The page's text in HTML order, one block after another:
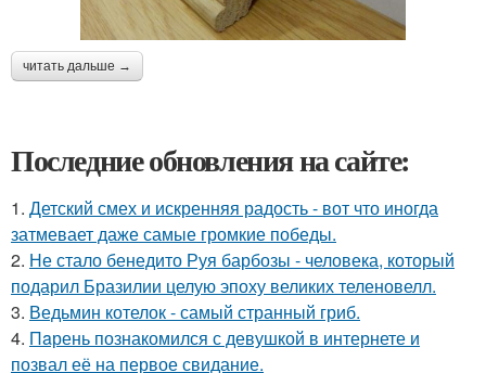
читать дальше →
Последние обновления на сайте:
1. Детский смех и искренняя радость - вот что иногда
затмевает даже самые громкие победы.
2. Не стало бенедито Руя барбозы - человека, который
подарил Бразилии целую эпоху великих теленовелл.
3. Ведьмин котелок - самый странный гриб.
4. Пaрень познакомился с девушкой в интернете и
позвал её на первое свидание.